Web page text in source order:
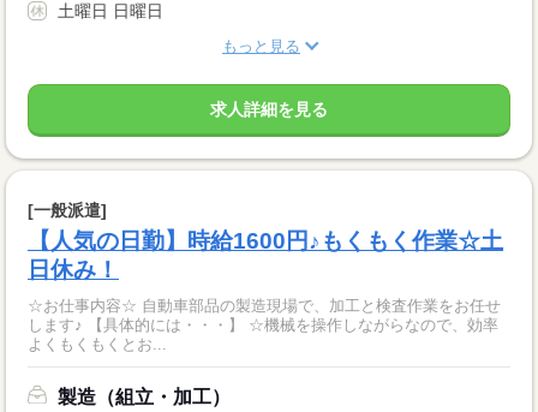
土曜日 日曜日
もっと見る
求人詳細を見る
[一般派遣]
【人気の日勤】時給1600円♪もくもく作業☆土
日休み！
☆お仕事内容☆ 自動車部品の製造現場で、加工と検査作業をお任せ
します♪ 【具体的には・・・】 ☆機械を操作しながらなので、効率
よくもくもくとお...
製造（組立・加工）